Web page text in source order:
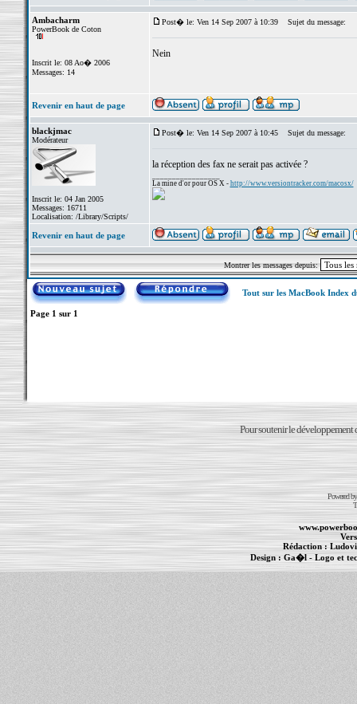
Ambacharm
PowerBook de Coton
Inscrit le: 08 Ao� 2006
Messages: 14
Post� le: Ven 14 Sep 2007 à 10:39 Sujet du message:
Nein
Revenir en haut de page
blackjmac
Modérateur
Inscrit le: 04 Jan 2005
Messages: 16711
Localisation: /Library/Scripts/
Post� le: Ven 14 Sep 2007 à 10:45 Sujet du message:
la réception des fax ne serait pas activée ?
La mine d'or pour OS X - http://www.versiontracker.com/macosx/
Revenir en haut de page
Montrer les messages depuis:
Tout sur les MacBook Index
Page 1 sur 1
Pour soutenir le développement
Powered
Rédaction :
Design : Ga�l- Logo et